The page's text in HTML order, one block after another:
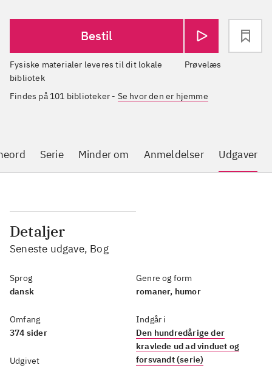
Bestil
Prøvelæs
Fysiske materialer leveres til dit lokale
bibliotek
Findes på 101 biblioteker - Se hvor den er hjemme
Serie Minder om Anmeldelser Udgaver
Detaljer
Seneste udgave, Bog
Sprog
dansk
Omfang
374 sider
Udgivet
Genre og form
romaner, humor
Indgår i
Den hundredårige der
kravlede ud ad vinduet og
forsvandt (serie)